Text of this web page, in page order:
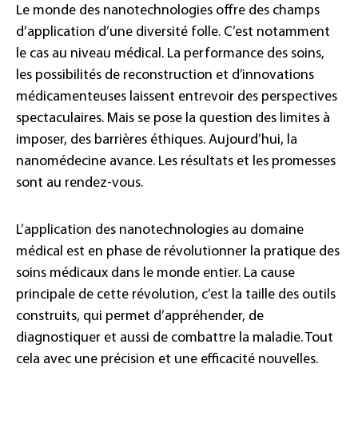
Le monde des nanotechnologies offre des champs
d’application d’une diversité folle. C’est notamment
le cas au niveau médical. La performance des soins,
les possibilités de reconstruction et d’innovations
médicamenteuses laissent entrevoir des perspectives
spectaculaires. Mais se pose la question des limites à
imposer, des barrières éthiques. Aujourd’hui, la
nanomédecine avance. Les résultats et les promesses
sont au rendez-vous.
L’application des nanotechnologies au domaine
médical est en phase de révolutionner la pratique des
soins médicaux dans le monde entier. La cause
principale de cette révolution, c’est la taille des outils
construits, qui permet d’appréhender, de
diagnostiquer et aussi de combattre la maladie. Tout
cela avec une précision et une efficacité nouvelles.